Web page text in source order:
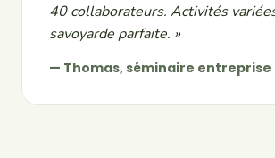
40 collaborateurs. Activités
savoyarde parfaite. »
— Thomas, séminaire entreprise